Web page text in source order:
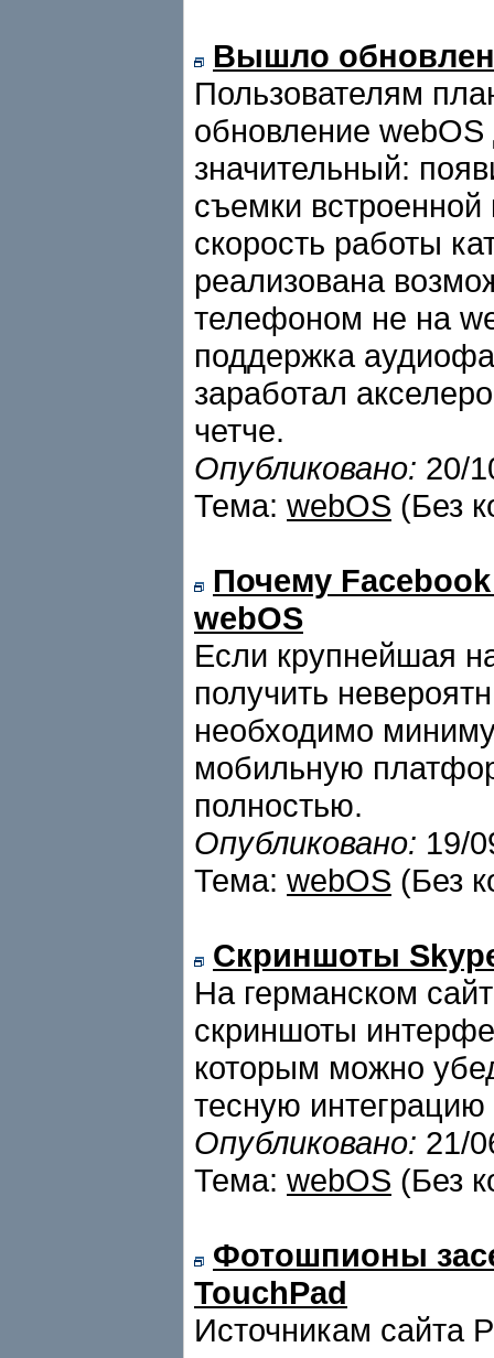
Вышло
Пользователям
обновление
значительный:
съемки
скорость работы
реализована
телефоном не на
поддержка
заработал
четче.
Опубликовано: 20/
Тема: webOS (Без
Почему
webOS
Если крупнейшая
получить
необходимо
мобильную
полностью.
Опубликовано: 19/
Тема: webOS (Без
Скриншоты
На германском
скриншоты
которым можно
тесную
Опубликовано: 21/
Тема: webOS (Без
Фотошпионы
TouchPad
Источникам сайта